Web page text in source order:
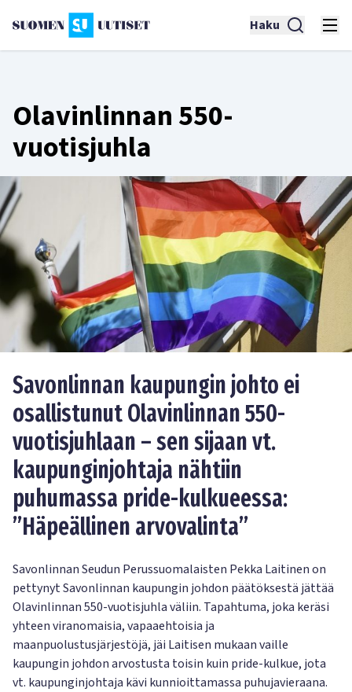
Haku
Olavinlinnan 550-
vuotisjuhla
Savonlinnan kaupungin johto ei
osallistunut Olavinlinnan 550-
vuotisjuhlaan – sen sijaan vt.
kaupunginjohtaja nähtiin
puhumassa pride-kulkueessa:
”Häpeällinen arvovalinta”
Savonlinnan Seudun Perussuomalaisten Pekka Laitinen on
pettynyt Savonlinnan kaupungin johdon päätöksestä jättää
Olavinlinnan 550-vuotisjuhla väliin. Tapahtuma, joka keräsi
yhteen viranomaisia, vapaaehtoisia ja
maanpuolustusjärjestöjä, jäi Laitisen mukaan vaille
kaupungin johdon arvostusta toisin kuin pride-kulkue, jota
vt. kaupunginjohtaja kävi kunnioittamassa puhujavieraana.